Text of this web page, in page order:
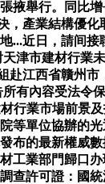
行。同比增
產業結構優
近日，請间
津市建材行
江西省贛州
有內容受法
行業市場前景
單位協辦的
的最新權威
業部門歸口
許可證：國